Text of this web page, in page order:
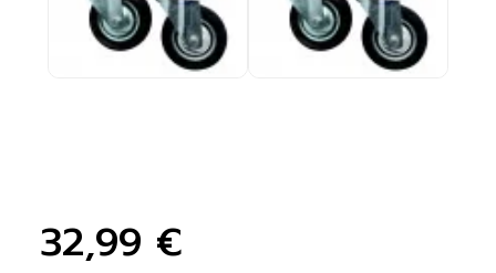
32,99 €